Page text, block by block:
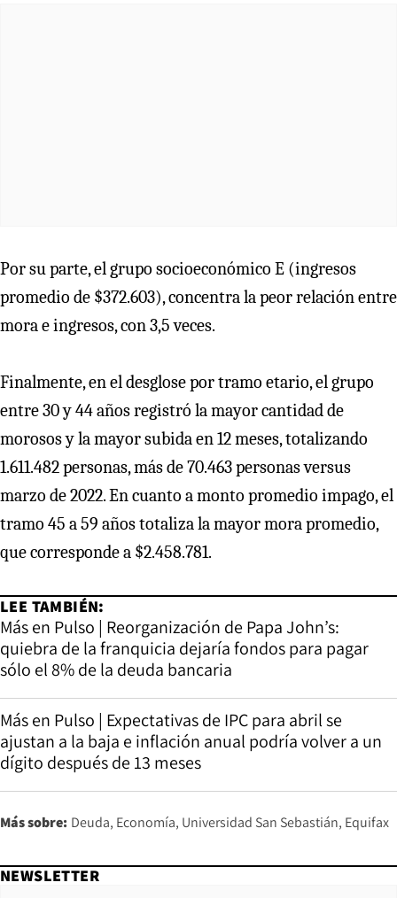
Por su parte, el grupo socioeconómico E (ingresos
promedio de $372.603), concentra la peor relación entre
mora e ingresos, con 3,5 veces.
Finalmente, en el desglose por tramo etario, el grupo
entre 30 y 44 años registró la mayor cantidad de
morosos y la mayor subida en 12 meses, totalizando
1.611.482 personas, más de 70.463 personas versus
marzo de 2022. En cuanto a monto promedio impago, el
tramo 45 a 59 años totaliza la mayor mora promedio,
que corresponde a $2.458.781.
LEE TAMBIÉN:
Más en Pulso | Reorganización de Papa John’s:
quiebra de la franquicia dejaría fondos para pagar
sólo el 8% de la deuda bancaria
Más en Pulso | Expectativas de IPC para abril se
ajustan a la baja e inflación anual podría volver a un
dígito después de 13 meses
Más sobre: Deuda Economía Universidad San Sebastián Equifax
NEWSLETTER